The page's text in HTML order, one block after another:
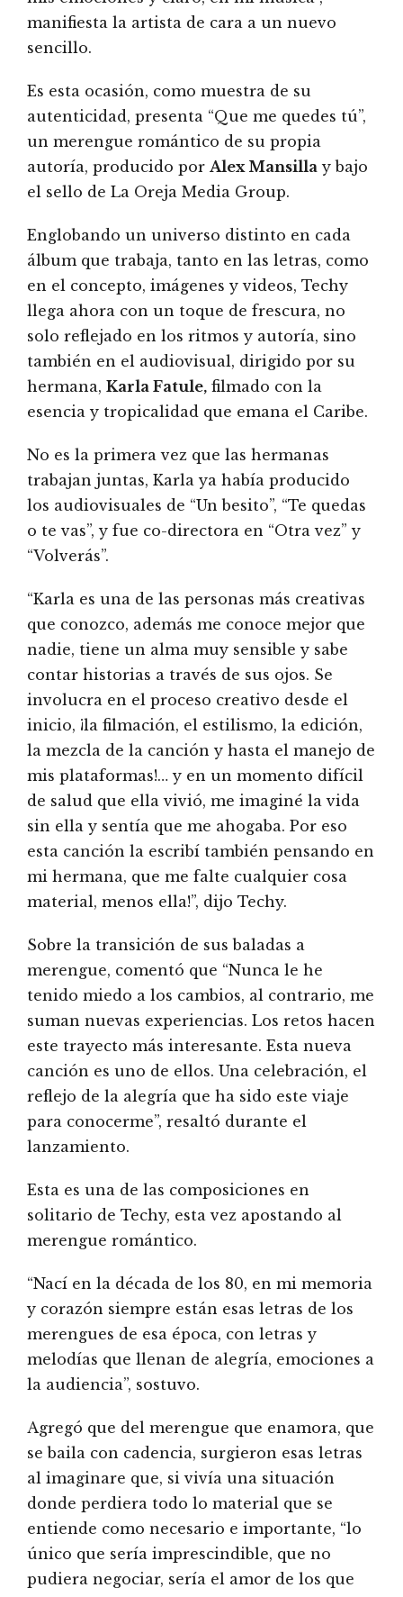
manifiesta la artista de cara a un nuevo
sencillo.
Es esta ocasión, como muestra de su
autenticidad, presenta “Que me quedes tú”,
un merengue romántico de su propia
autoría, producido por Alex Mansilla y bajo
el sello de La Oreja Media Group.
Englobando un universo distinto en cada
álbum que trabaja, tanto en las letras, como
en el concepto, imágenes y videos, Techy
llega ahora con un toque de frescura, no
solo reflejado en los ritmos y autoría, sino
también en el audiovisual, dirigido por su
hermana, Karla Fatule, filmado con la
esencia y tropicalidad que emana el Caribe.
No es la primera vez que las hermanas
trabajan juntas, Karla ya había producido
los audiovisuales de “Un besito”, “Te quedas
o te vas”, y fue co-directora en “Otra vez” y
“Volverás”.
“Karla es una de las personas más creativas
que conozco, además me conoce mejor que
nadie, tiene un alma muy sensible y sabe
contar historias a través de sus ojos. Se
involucra en el proceso creativo desde el
inicio, ¡la filmación, el estilismo, la edición,
la mezcla de la canción y hasta el manejo de
mis plataformas!… y en un momento difícil
de salud que ella vivió, me imaginé la vida
sin ella y sentía que me ahogaba. Por eso
esta canción la escribí también pensando en
mi hermana, que me falte cualquier cosa
material, menos ella!”, dijo Techy.
Sobre la transición de sus baladas a
merengue, comentó que “Nunca le he
tenido miedo a los cambios, al contrario, me
suman nuevas experiencias. Los retos hacen
este trayecto más interesante. Esta nueva
canción es uno de ellos. Una celebración, el
reflejo de la alegría que ha sido este viaje
para conocerme”, resaltó durante el
lanzamiento.
Esta es una de las composiciones en
solitario de Techy, esta vez apostando al
merengue romántico.
“Nací en la década de los 80, en mi memoria
y corazón siempre están esas letras de los
merengues de esa época, con letras y
melodías que llenan de alegría, emociones a
la audiencia”, sostuvo.
Agregó que del merengue que enamora, que
se baila con cadencia, surgieron esas letras
al imaginare que, si vivía una situación
donde perdiera todo lo material que se
entiende como necesario e importante, “lo
único que sería imprescindible, que no
pudiera negociar, sería el amor de los que